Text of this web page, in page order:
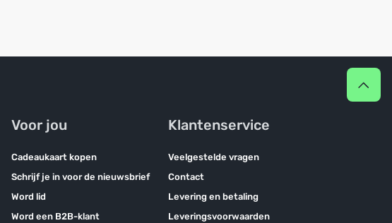
Voor jou
Cadeaukaart kopen
Schrijf je in voor de nieuwsbrief
Word lid
Word een B2B-klant
Klantenservice
Veelgestelde vragen
Contact
Levering en betaling
Leveringsvoorwaarden